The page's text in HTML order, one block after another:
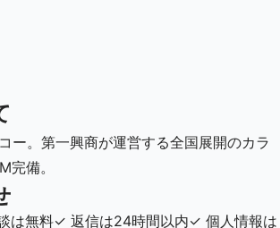
ー。第一興商が運営する全国展開のカラ
完備。
は無料✓ 返信は24時間以内✓ 個人情報は